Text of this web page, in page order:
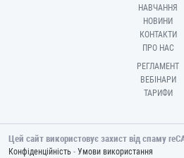
НАВЧАННЯ
НОВИНИ
КОНТАКТИ
ПРО НАС
РЕГЛАМЕНТ
ВЕБІНАРИ
ТАРИФИ
Цей сайт використовує захист від спаму
Конфіденційність - Умови використання